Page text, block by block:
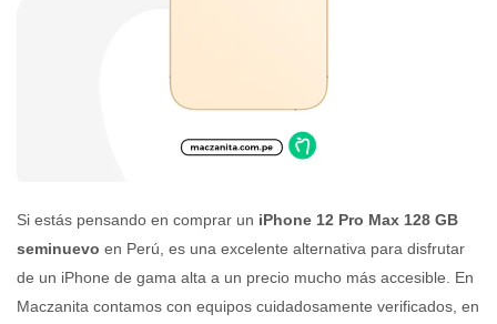
Si estás pensando en comprar un iPhone 12 Pro Max 128 GB
seminuevo en Perú, es una excelente alternativa para disfrutar
de un iPhone de gama alta a un precio mucho más accesible. En
Maczanita contamos con equipos cuidadosamente verificados, en